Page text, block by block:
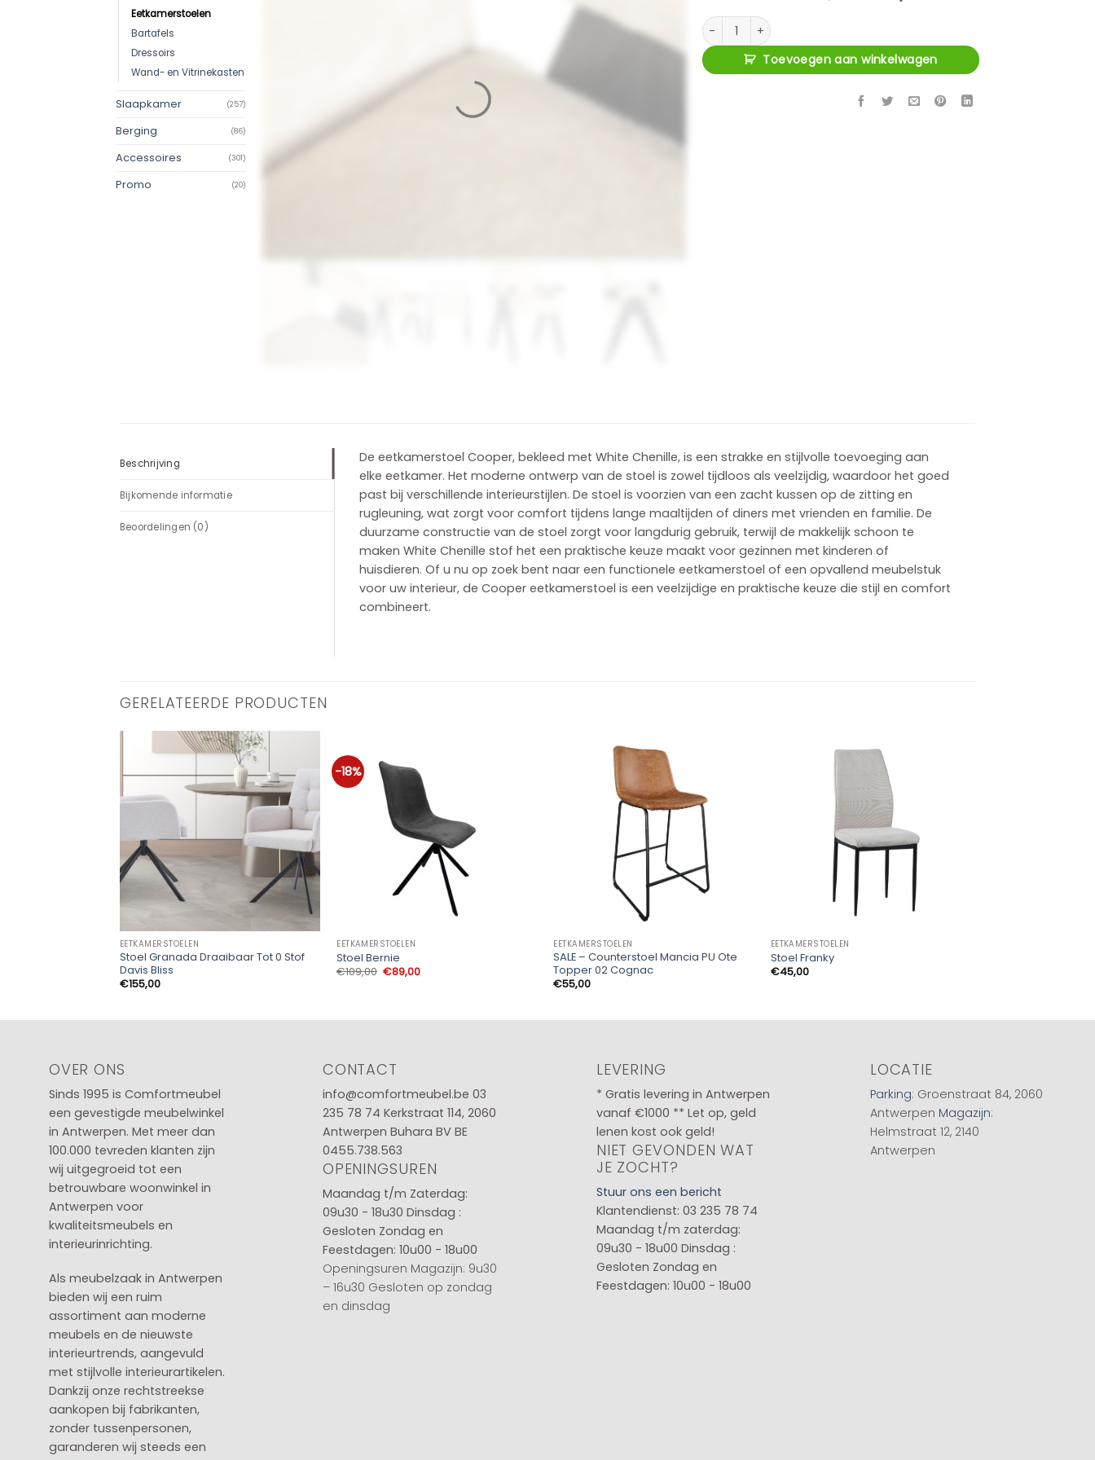
Eetkamerstoelen
Bartafels
Dressoirs
Wand- en Vitrinekasten
Slaapkamer (257)
Berging (86)
Accessoires (301)
Promo (20)
Eetkamerstoel Cooper white chenille aantal
Toevoegen aan winkelwagen
Beschrijving
Bijkomende informatie
Beoordelingen (0)
De eetkamerstoel Cooper, bekleed met White Chenille, is een strakke en stijlvolle toevoeging aan
elke eetkamer. Het moderne ontwerp van de stoel is zowel tijdloos als veelzijdig, waardoor het goed
past bij verschillende interieurstijlen. De stoel is voorzien van een zacht kussen op de zitting en
rugleuning, wat zorgt voor comfort tijdens lange maaltijden of diners met vrienden en familie. De
duurzame constructie van de stoel zorgt voor langdurig gebruik, terwijl de makkelijk schoon te
maken White Chenille stof het een praktische keuze maakt voor gezinnen met kinderen of
huisdieren. Of u nu op zoek bent naar een functionele eetkamerstoel of een opvallend meubelstuk
voor uw interieur, de Cooper eetkamerstoel is een veelzijdige en praktische keuze die stijl en comfort
combineert.
GERELATEERDE PRODUCTEN
EETKAMERSTOELEN
Stoel Granada Draaibaar Tot 0 Stof
Davis Bliss
€155,00
-18%
EETKAMERSTOELEN
Stoel Bernie
€109,00 Oorspronkelijke
prijs
€89,00Huidige
prijs
EETKAMERSTOELEN
SALE – Counterstoel Mancia PU Ote
Topper 02 Cognac
€55,00
EETKAMERSTOELEN
Stoel Franky
€45,00
OVER ONS
Sinds 1995 is Comfortmeubel
een gevestigde meubelwinkel
in Antwerpen. Met meer dan
100.000 tevreden klanten zijn
wij uitgegroeid tot een
betrouwbare woonwinkel in
Antwerpen voor
kwaliteitsmeubels en
interieurinrichting.
Als meubelzaak in Antwerpen
bieden wij een ruim
assortiment aan moderne
meubels en de nieuwste
interieurtrends, aangevuld
met stijlvolle interieurartikelen.
Dankzij onze rechtstreekse
aankopen bij fabrikanten,
zonder tussenpersonen,
garanderen wij steeds een
CONTACT
info@comfortmeubel.be 03
235 78 74 Kerkstraat 114, 2060
Antwerpen Buhara BV BE
0455.738.563
OPENINGSUREN
Maandag t/m Zaterdag:
09u30 - 18u30 Dinsdag :
Gesloten Zondag en
Feestdagen: 10u00 - 18u00
Openingsuren Magazijn: 9u30
– 16u30 Gesloten op zondag
en dinsdag
LEVERING
* Gratis levering in Antwerpen
vanaf €1000 ** Let op, geld
lenen kost ook geld!
NIET GEVONDEN WAT
JE ZOCHT?
Stuur ons een bericht
Klantendienst: 03 235 78 74
Maandag t/m zaterdag:
09u30 - 18u00 Dinsdag :
Gesloten Zondag en
Feestdagen: 10u00 - 18u00
LOCATIE
Parking: Groenstraat 84, 2060
Antwerpen Magazijn:
Helmstraat 12, 2140
Antwerpen